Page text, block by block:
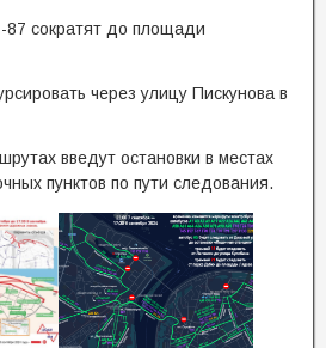
сократят до площади
через улицу Пискунова в
введут остановки в местах
пунктов по пути следования.